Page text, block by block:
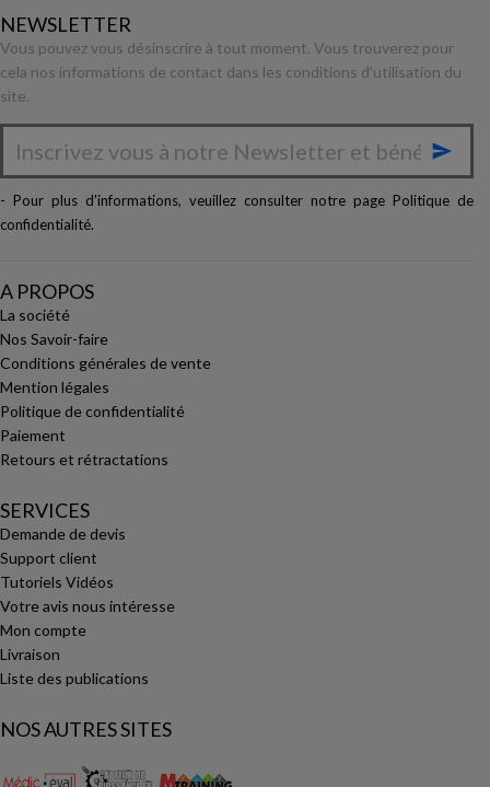
NEWSLETTER
Vous pouvez vous désinscrire à tout moment. Vous trouverez pour
cela nos informations de contact dans les conditions d'utilisation du
site.

- Pour plus d'informations, veuillez consulter notre page Politique de
confidentialité.
A PROPOS
La société
Nos Savoir-faire
Conditions générales de vente
Mention légales
Politique de confidentialité
Paiement
Retours et rétractations
SERVICES
Demande de devis
Support client
Tutoriels Vidéos
Votre avis nous intéresse
Mon compte
Livraison
Liste des publications
NOS AUTRES SITES